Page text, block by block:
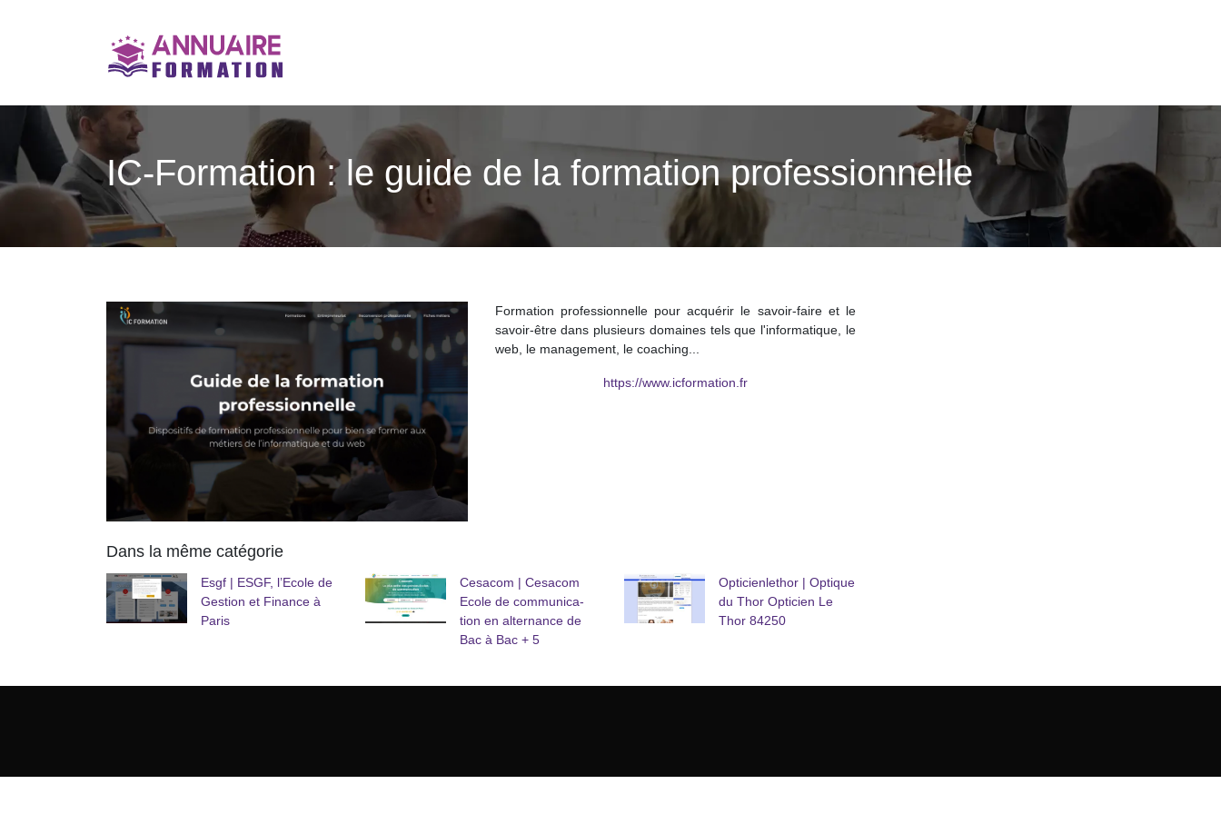
IC-Formation : le guide de la formation professionnelle
Formation professionnelle pour acquérir le savoir-faire et le
savoir-être dans plusieurs domaines tels que l'informatique, le
web, le management, le coaching...
https://www.icformation.fr
Dans la même catégorie
Esgf | ESGF, l’Ecole de
Gestion et Finance à
Paris
Cesacom | Cesacom
Ecole de com­munica­
tion en alternance de
Bac à Bac + 5
Op­ti­cienlet­hor | Optique
du Thor Opticien Le
Thor 84250